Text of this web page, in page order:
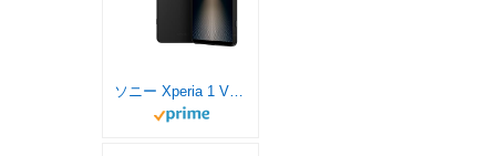
ソニー Xperia 1 VI/SIMフリースマホ/ブラック/XQ-EC44 B1JPCX0 【日本正規代理店品】 / 防水/防塵/Snapdragon 8 Gen 3 / ストレージ12GB･256GB